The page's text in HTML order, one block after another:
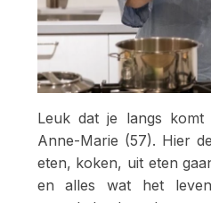
Leuk dat je langs
Anne-Marie (57). Hier
eten, koken, uit eten
en alles wat het